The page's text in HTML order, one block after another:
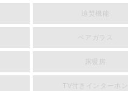
追焚機能
ペアガラス
TV付きインターホン